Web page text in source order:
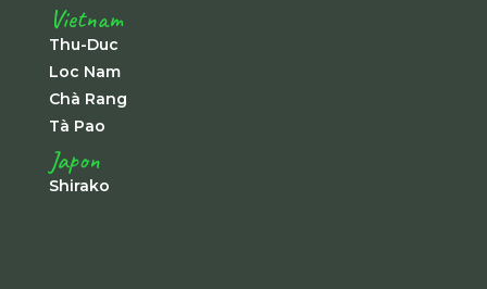
Vietnam
Thu-Duc
Loc Nam
Chà Rang
Tà Pao
Japon
Shirako